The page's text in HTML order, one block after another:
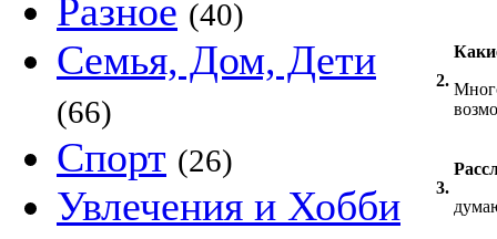
Разное (40)
Семья, Дом, Дети
(66)
Спорт (26)
Увлечения и Хобби
2.
3.